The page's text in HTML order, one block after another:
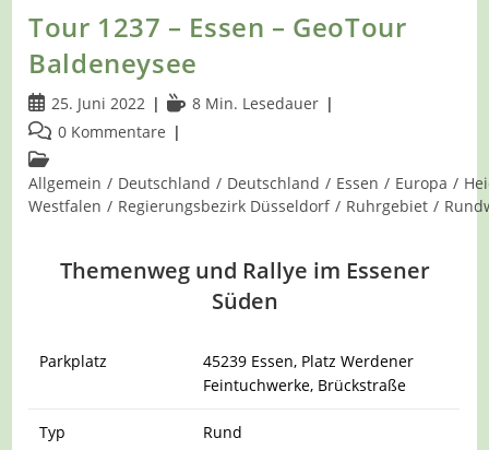
Tour 1237 – Essen – GeoTour
Baldeneysee
Beitrag
veröffentlicht:
25. Juni 2022 Lesedauer:
8 Min. Lesedauer
Beitrags-
Kommentare:
0 Kommentare
Beitrags-
Kategorie:
Allgemein / Deutschland / Deutschland / Essen / Europa /
Westfalen / Regierungsbezirk Düsseldorf / Ruhrgebiet /
Themenweg und Rallye im Essener
Süden
Parkplatz
45239 Essen, Platz Werdener
Feintuchwerke, Brückstraße
Typ Rund